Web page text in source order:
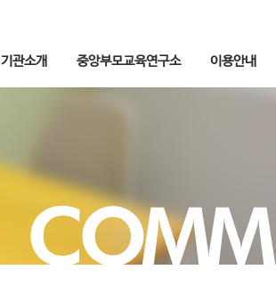
기관소개 중앙부모교육연구소 이용안내